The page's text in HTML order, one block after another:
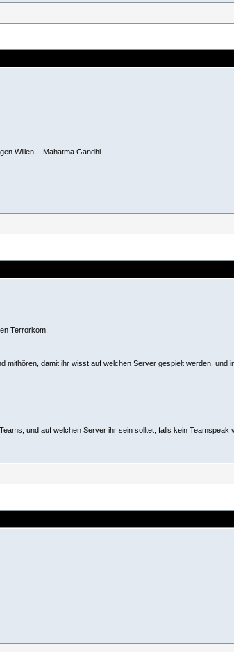
Willen. - Mahatma Gandhi
Terrorkom!
mithören, damit ihr wisst auf welchen Server gespielt werden, und
und auf welchen Server ihr sein solltet, falls kein Teamspeak